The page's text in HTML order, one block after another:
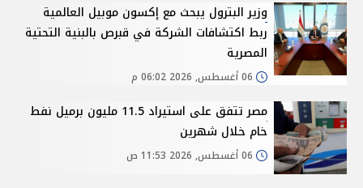
وزير البترول يبحث مع إكسون موبيل العالمية
ربط اكتشافات الشركة في قبرص بالبنية التحتية
المصرية
مصر تتفق على استيراد 11.5 مليون برميل نفط
خام خلال شهرين